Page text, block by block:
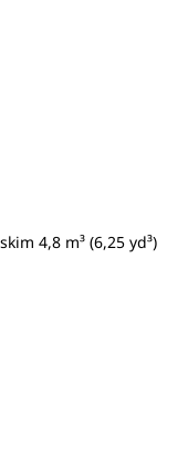
4,8 m³ (6,25 yd³)